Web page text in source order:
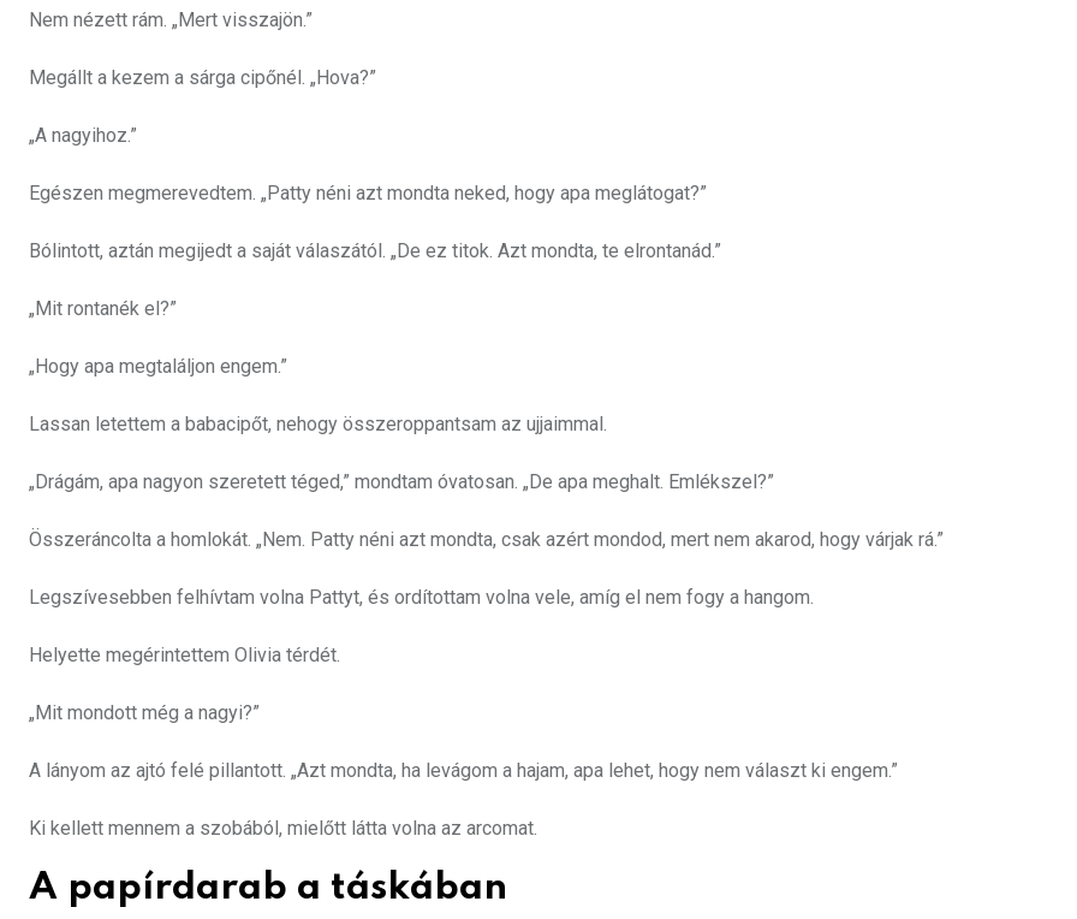
Nem nézett rám. „Mert visszajön.”
Megállt a kezem a sárga cipőnél. „Hova?”
„A nagyihoz.”
Egészen megmerevedtem. „Patty néni azt mondta neked, hogy apa meglátogat?”
Bólintott, aztán megijedt a saját válaszától. „De ez titok. Azt mondta, te elrontanád.”
„Mit rontanék el?”
„Hogy apa megtaláljon engem.”
Lassan letettem a babacipőt, nehogy összeroppantsam az ujjaimmal.
„Drágám, apa nagyon szeretett téged,” mondtam óvatosan. „De apa meghalt. Emlékszel?”
Összeráncolta a homlokát. „Nem. Patty néni azt mondta, csak azért mondod, mert nem akarod, hogy várjak rá.”
Legszívesebben felhívtam volna Pattyt, és ordítottam volna vele, amíg el nem fogy a hangom.
Helyette megérintettem Olivia térdét.
„Mit mondott még a nagyi?”
A lányom az ajtó felé pillantott. „Azt mondta, ha levágom a hajam, apa lehet, hogy nem választ ki engem.”
Ki kellett mennem a szobából, mielőtt látta volna az arcomat.
A papírdarab a táskában